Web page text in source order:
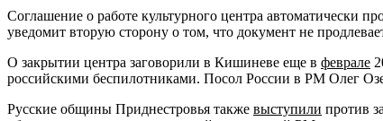
Соглашение о работе культурного центра автоматически
уведомит вторую сторону о том, что документ не
О закрытии центра заговорили в Кишиневе еще в феврале
российскими беспилотниками. Посол России в РМ Олег
Русские общины Приднестровья также выступили против